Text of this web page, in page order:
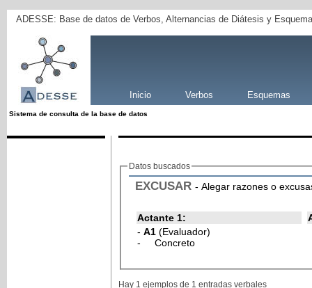
ADESSE: Base de datos de Verbos, Alternancias de Diátesis y
Inicio Verbos Esquemas
Sistema de consulta de la base de datos
Datos buscados
EXCUSAR - Alegar razones o
Actante 1:
- A1 (Evaluador)
- Concreto
Hay 1 ejemplos de 1 entradas verbales